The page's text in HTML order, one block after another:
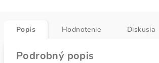
Popis Hodnotenie Diskusia
Podrobný popis